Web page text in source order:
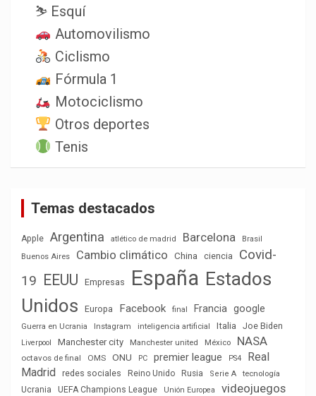
⛷️ Esquí
Automovilismo
Ciclismo
Fórmula 1
Motociclismo
Otros deportes
Tenis
Temas destacados
Apple Argentina atlético de madrid Barcelona
Brasil
Buenos Aires
Cambio climático China ciencia
Covid-
19 EEUU Empresas España Estados
Unidos
Europa Facebook final Francia google
Guerra en Ucrania Instagram inteligencia artificial Italia Joe Biden
Liverpool Manchester city Manchester united México NASA
octavos de final OMS ONU PC premier league PS4
Real
Madrid
redes sociales Reino Unido Rusia Serie A
tecnología
Ucrania
UEFA Champions League Unión Europea videojuegos